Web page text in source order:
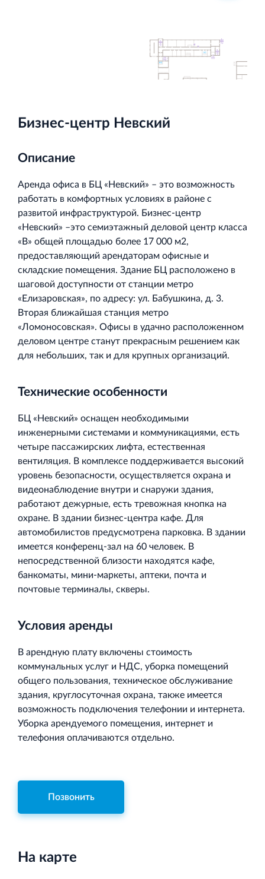
Современный торговый комплекс в центре города
Бизнес-центр Невский
Описание
Аренда офиса в БЦ «Невский» – это возможность
работать в комфортных условиях в районе с
развитой инфраструктурой. Бизнес-центр
«Невский» –это семиэтажный деловой центр класса
«В» общей площадью более 17 000 м2,
предоставляющий арендаторам офисные и
складские помещения. Здание БЦ расположено в
шаговой доступности от станции метро
«Елизаровская», по адресу: ул. Бабушкина, д. 3.
Вторая ближайшая станция метро
«Ломоносовская». Офисы в удачно расположенном
деловом центре станут прекрасным решением как
для небольших, так и для крупных организаций.
Технические особенности
БЦ «Невский» оснащен необходимыми
инженерными системами и коммуникациями, есть
четыре пассажирских лифта, естественная
вентиляция. В комплексе поддерживается высокий
уровень безопасности, осуществляется охрана и
видеонаблюдение внутри и снаружи здания,
работают дежурные, есть тревожная кнопка на
охране. В здании бизнес-центра кафе. Для
автомобилистов предусмотрена парковка. В здании
имеется конференц-зал на 60 человек. В
непосредственной близости находятся кафе,
банкоматы, мини-маркеты, аптеки, почта и
почтовые терминалы, скверы.
Условия аренды
В арендную плату включены стоимость
коммунальных услуг и НДС, уборка помещений
общего пользования, техническое обслуживание
здания, круглосуточная охрана, также имеется
возможность подключения телефонии и интернета.
Уборка арендуемого помещения, интернет и
телефония оплачиваются отдельно.
Позвонить
На карте